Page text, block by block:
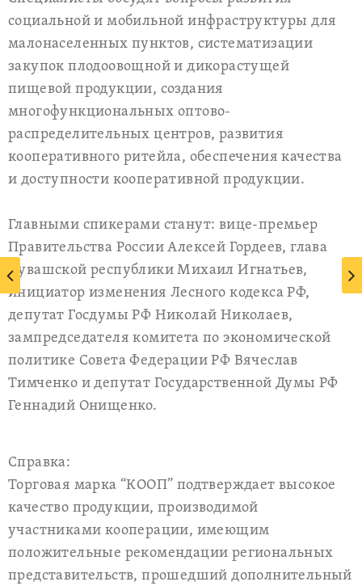
социальной и мобильной инфраструктуры для
малонаселенных пунктов, систематизации
закупок плодоовощной и дикорастущей
пищевой продукции, создания
многофункциональных оптово-
распределительных центров, развития
кооперативного ритейла, обеспечения качества
и доступности кооперативной продукции.
Главными спикерами станут: вице-премьер
Правительства России Алексей Гордеев, глава
Чувашской республики Михаил Игнатьев,
инициатор изменения Лесного кодекса РФ,
депутат Госдумы РФ Николай Николаев,
зампредседателя комитета по экономической
политике Совета Федерации РФ Вячеслав
Тимченко и депутат Государственной Думы РФ
Геннадий Онищенко.
Справка:
Торговая марка “КООП” подтверждает высокое
качество продукции, производимой
участниками кооперации, имеющим
положительные рекомендации региональных
представительств, прошедший дополнительный